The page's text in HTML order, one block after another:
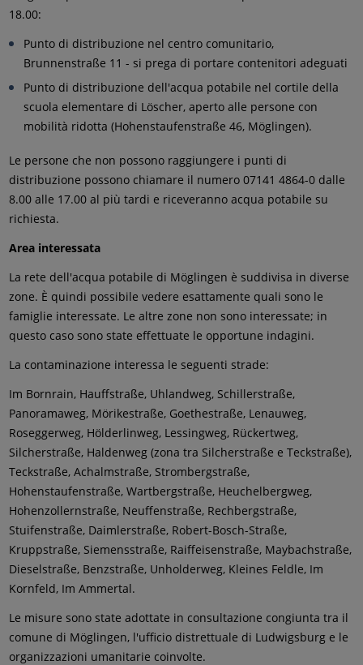
18.00:
Punto di distribuzione nel centro comunitario,
Brunnenstraße 11 - si prega di portare contenitori adeguati
Punto di distribuzione dell'acqua potabile nel cortile della
scuola elementare di Löscher, aperto alle persone con
mobilità ridotta (Hohenstaufenstraße 46, Möglingen).
Le persone che non possono raggiungere i punti di
distribuzione possono chiamare il numero 07141 4864-0 dalle
8.00 alle 17.00 al più tardi e riceveranno acqua potabile su
richiesta.
Area interessata
La rete dell'acqua potabile di Möglingen è suddivisa in diverse
zone. È quindi possibile vedere esattamente quali sono le
famiglie interessate. Le altre zone non sono interessate; in
questo caso sono state effettuate le opportune indagini.
La contaminazione interessa le seguenti strade:
Im Bornrain, Hauffstraße, Uhlandweg, Schillerstraße,
Panoramaweg, Mörikestraße, Goethestraße, Lenauweg,
Roseggerweg, Hölderlinweg, Lessingweg, Rückertweg,
Silcherstraße, Haldenweg (zona tra Silcherstraße e Teckstraße),
Teckstraße, Achalmstraße, Strombergstraße,
Hohenstaufenstraße, Wartbergstraße, Heuchelbergweg,
Hohenzollernstraße, Neuffenstraße, Rechbergstraße,
Stuifenstraße, Daimlerstraße, Robert-Bosch-Straße,
Kruppstraße, Siemensstraße, Raiffeisenstraße, Maybachstraße,
Dieselstraße, Benzstraße, Unholderweg, Kleines Feldle, Im
Kornfeld, Im Ammertal.
Le misure sono state adottate in consultazione congiunta tra il
comune di Möglingen, l'ufficio distrettuale di Ludwigsburg e le
organizzazioni umanitarie coinvolte.